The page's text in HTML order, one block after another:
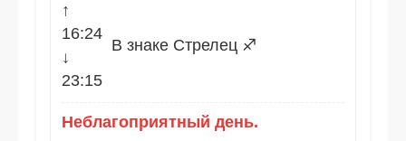
↑
16:24
↓
23:15
В знаке Стрелец ♐
Неблагоприятный день.